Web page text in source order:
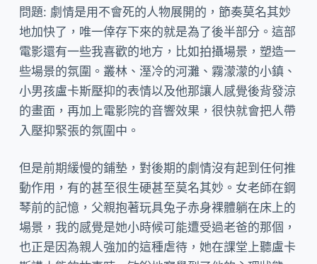
問題: 劇情是用不會死的人物展開的，節奏莫名其妙
地加快了，唯一倖存下來的就是為了後半部分。這部
電影還有一些我喜歡的地方，比如拍攝場景，塑造一
些場景的氛圍。叢林、溼冷的河灘、霧濛濛的小鎮、
小男孩盧卡斯壓抑的表情以及他那讓人感覺後背發涼
的畫面，再加上電影院的音響效果，很快就會把人帶
入壓抑緊張的氛圍中。
但是前期緩慢的鋪墊，對後期的劇情沒有起到任何推
動作用，有的甚至很生硬甚至莫名其妙。女老師在鋼
琴前的記憶，父親抱著玩具兔子赤身裸體躺在床上的
場景，我的感覺是她小時候可能遭受過老爸的那個，
也正是因為親人強加的這種虐待，她在課堂上聽盧卡